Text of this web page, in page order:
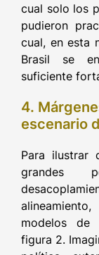
cual solo los
pudieron
cual, en esta
Brasil se
suficiente
4.
escenario
Para ilustrar
grandes
modelos de
figura 2.